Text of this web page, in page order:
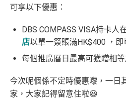
可享以下優惠：
DBS COMPASS VISA持卡人
店以單一簽賬滿HK$400 ，即
每個推廣曆日最高可獲贈相
今次呢個係不定時優惠嚟，一日
家，大家記得留意住啦😆